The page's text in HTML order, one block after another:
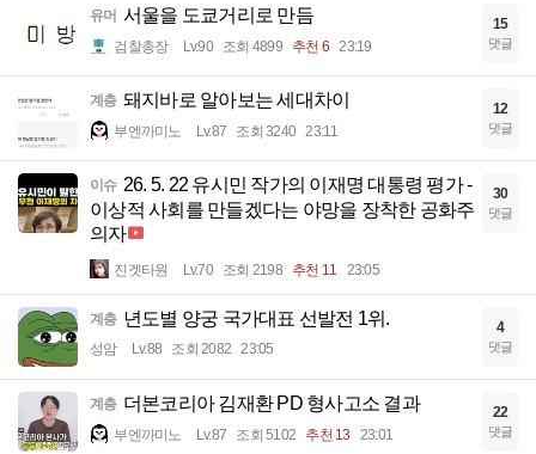
유머 서울을 도쿄거리로 만듬
검찰총장 Lv.90 조회 4899 추천 6 23:19
15
댓글
계층 돼지바로 알아보는 세대차이
부엔까미노 Lv.87 조회 3240 23:11
12
댓글
이슈 26. 5. 22 유시민 작가의 이재명 대통령 평가 -
이상적 사회를 만들겠다는 야망을 장착한 공화주
의자
진겟타원 Lv.70 조회 2198 추천 11 23:05
30
댓글
계층 년도별 양궁 국가대표 선발전 1위.
성암 Lv.88 조회 2082 23:05
4
댓글
계층 더본코리아 김재환 PD 형사고소 결과
부엔까미노 Lv.87 조회 5102 추천 13 23:01
22
댓글